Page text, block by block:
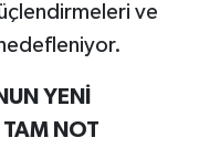
ve
YENİ
TAM NOT